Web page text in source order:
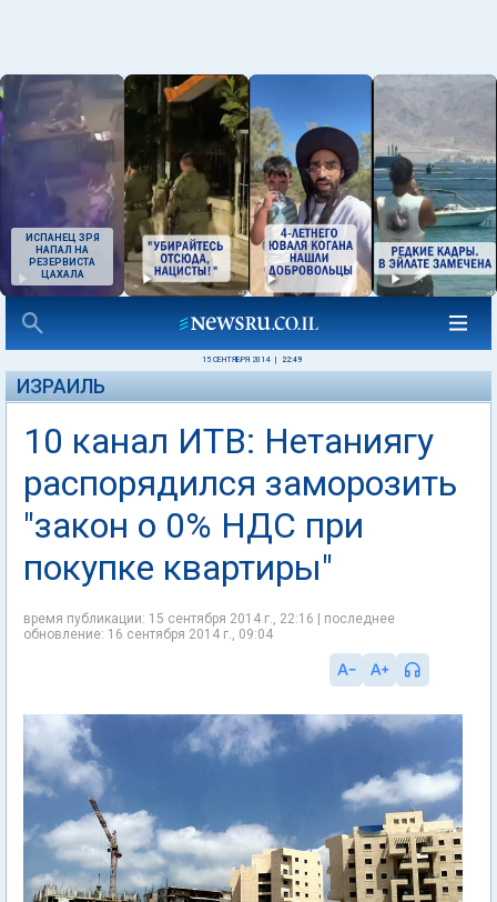
ИСПАНЕЦ ЗРЯ
НАПАЛ НА
РЕЗЕРВИСТА
ЦАХАЛА
15 СЕНТЯБРЯ 2014 22:49
ИЗРАИЛЬ
10 канал ИТВ: Нетаниягу
распорядился заморозить
"закон о 0% НДС при
покупке квартиры"
время публикации: 15 сентября 2014 г., 22:16 | последнее
обновление: 16 сентября 2014 г., 09:04